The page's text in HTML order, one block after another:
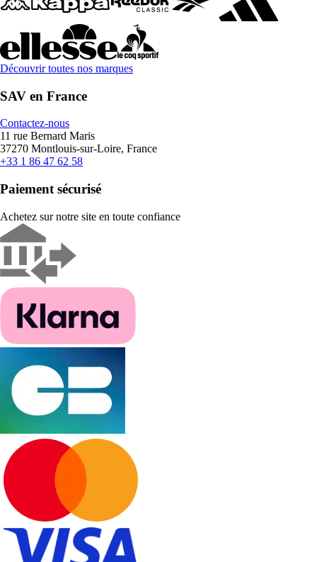
Découvrir toutes nos marques
SAV en France
Contactez-nous
11 rue Bernard Maris
37270 Montlouis-sur-Loire, France
+33 1 86 47 62 58
Paiement sécurisé
Achetez sur notre site en toute confiance